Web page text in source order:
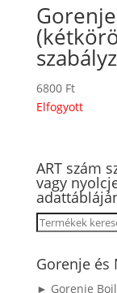
6800 Ft
Elfogyott
ART szám
vagy
Keresés
következőre:
Gorenje és
► Gorenje